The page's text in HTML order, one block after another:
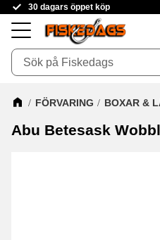
Meny
30 dagars öppet köp
FÖRVARING BOXAR &
Abu Betesask